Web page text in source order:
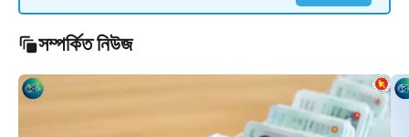
সম্পর্কিত নিউজ